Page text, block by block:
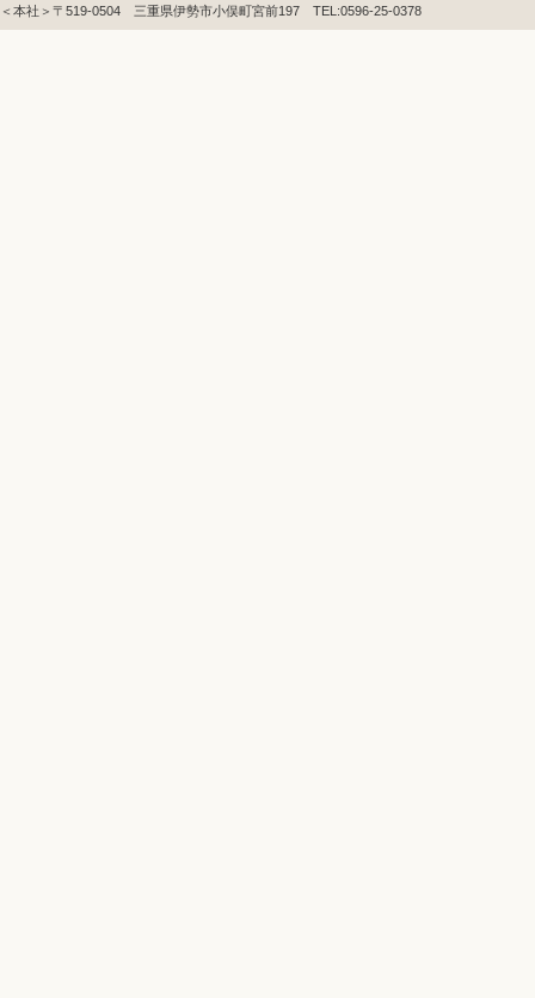
＜本社＞〒519-0504 三重県伊勢市小俣町宮前197 TEL:0596-25-0378